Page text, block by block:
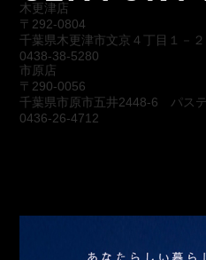
木更津店
〒292-0804
千葉県木更津市文京４丁目１－２
0438-38-5280
市原店
〒290-0056
千葉県市原市五井2448-6 パス
0436-26-4712